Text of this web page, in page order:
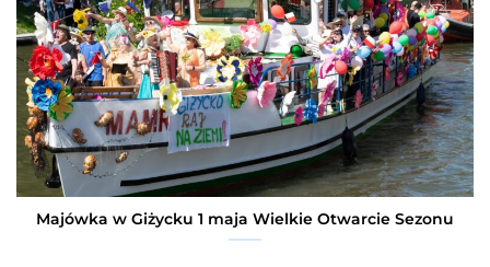
Majówka w Giżycku 1 maja Wielkie Otwarcie Sezonu